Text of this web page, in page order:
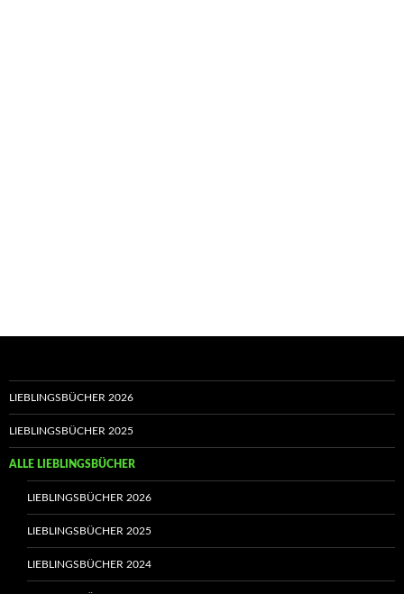
LIEBLINGSBÜCHER 2026
LIEBLINGSBÜCHER 2025
ALLE LIEBLINGSBÜCHER
LIEBLINGSBÜCHER 2026
LIEBLINGSBÜCHER 2025
LIEBLINGSBÜCHER 2024